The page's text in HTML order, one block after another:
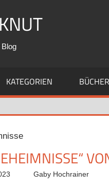
KATEGORIEN BÜCHER
Gaby Hochrainer